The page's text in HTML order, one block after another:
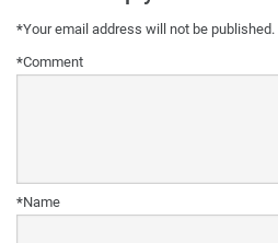
Your email address will not be published.
*
Comment
*
Name
*